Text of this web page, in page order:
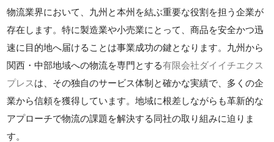
物流業界において、九州と本州を結ぶ重要な役割を担う企業が
存在します。特に製造業や小売業にとって、商品を安全かつ迅
速に目的地へ届けることは事業成功の鍵となります。九州から
関西・中部地域への物流を専門とする有限会社ダイイチエクス
プレス は、その独自のサービス体制と確かな実績で、多くの企
業から信頼を獲得しています。地域に根差しながらも革新的な
アプローチで物流の課題を解決する同社の取り組みに迫りま
す。